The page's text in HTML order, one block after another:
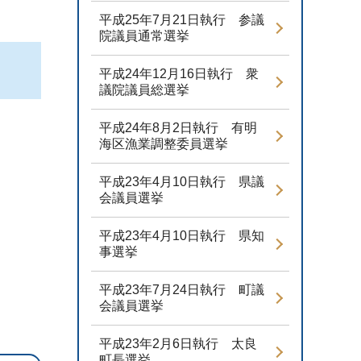
平成25年7月21日執行 参議
院議員通常選挙
平成24年12月16日執行 衆
議院議員総選挙
平成24年8月2日執行 有明
海区漁業調整委員選挙
平成23年4月10日執行 県議
会議員選挙
平成23年4月10日執行 県知
事選挙
平成23年7月24日執行 町議
会議員選挙
平成23年2月6日執行 太良